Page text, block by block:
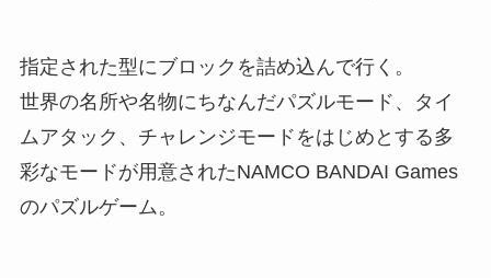
指定された型にブロックを詰め込んで行く。
世界の名所や名物にちなんだパズルモード、タイ
ムアタック、チャレンジモードをはじめとする多
彩なモードが用意されたNAMCO BANDAI Games
のパズルゲーム。